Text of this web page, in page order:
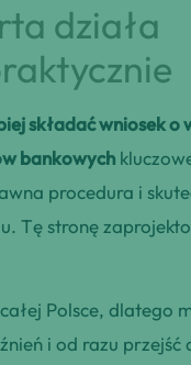
działa
składać wniosek o
bankowych
procedura i
Tę stronę
Polsce, dlatego
i od razu przejść